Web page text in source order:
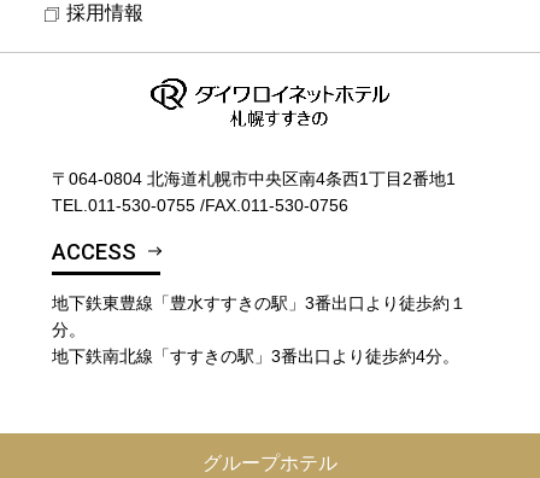
採用情報
〒064-0804 北海道札幌市中央区南4条西1丁目2番地1
TEL.011-530-0755 /FAX.011-530-0756
ACCESS
地下鉄東豊線「豊水すすきの駅」3番出口より徒歩約１
分。
地下鉄南北線「すすきの駅」3番出口より徒歩約4分。
グループホテル